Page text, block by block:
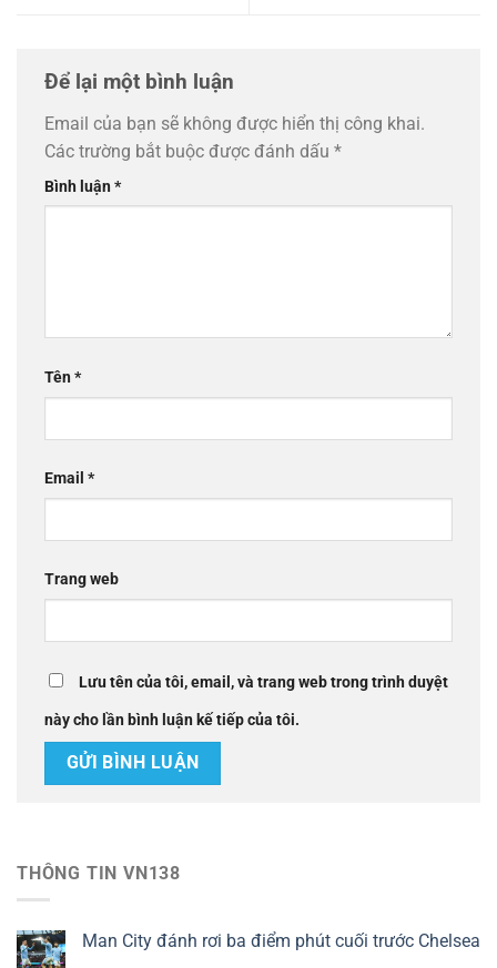
Để lại một bình luận
Email của bạn sẽ không được hiển thị công khai.
Các trường bắt buộc được đánh dấu *
Bình luận*
Tên*
Email *
Trang web
Lưu tên của tôi, email, và trang web trong trình duyệt
này cho lần bình luận kế tiếp của tôi.
THÔNG TIN VN138
Man City đánh rơi ba điểm phút cuối trước Chelsea